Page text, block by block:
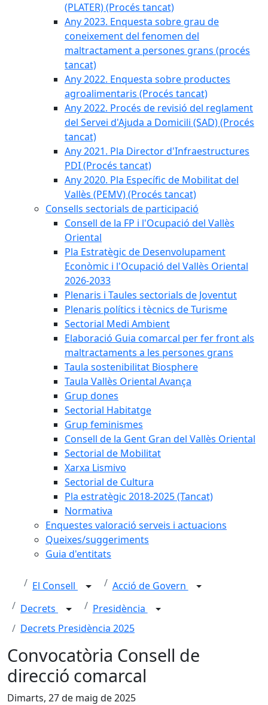
(PLATER) (Procés tancat)
Any 2023. Enquesta sobre grau de
coneixement del fenomen del
maltractament a persones grans (procés
tancat)
Any 2022. Enquesta sobre productes
agroalimentaris (Procés tancat)
Any 2022. Procés de revisió del reglament
del Servei d'Ajuda a Domicili (SAD) (Procés
tancat)
Any 2021. Pla Director d'Infraestructures
PDI (Procés tancat)
Any 2020. Pla Específic de Mobilitat del
Vallès (PEMV) (Procés tancat)
Consells sectorials de participació
Consell de la FP i l'Ocupació del Vallès
Oriental
Pla Estratègic de Desenvolupament
Econòmic i l'Ocupació del Vallès Oriental
2026-2033
Plenaris i Taules sectorials de Joventut
Plenaris polítics i tècnics de Turisme
Sectorial Medi Ambient
Elaboració Guia comarcal per fer front als
maltractaments a les persones grans
Taula sostenibilitat Biosphere
Taula Vallès Oriental Avança
Grup dones
Sectorial Habitatge
Grup feminismes
Consell de la Gent Gran del Vallès Oriental
Sectorial de Mobilitat
Xarxa Lismivo
Sectorial de Cultura
Pla estratègic 2018-2025 (Tancat)
Normativa
Enquestes valoració serveis i actuacions
Queixes/suggeriments
Guia d'entitats
El Consell
Acció de Govern
Decrets
Presidència
Decrets Presidència 2025
Convocatòria Consell de
direcció comarcal
Dimarts, 27 de maig de 2025